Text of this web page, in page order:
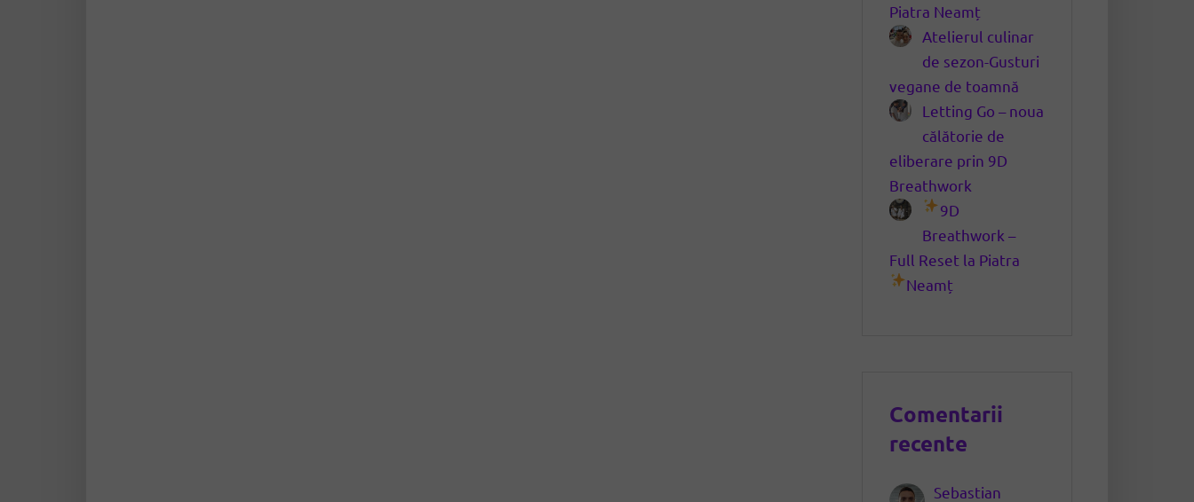
Piatra Neamț
Atelierul culinar
de sezon-Gusturi
vegane de toamnă
Letting Go – noua
călătorie de
eliberare prin 9D
Breathwork
9D
Breathwork –
Full Reset la Piatra
Neamț
Comentarii
recente
Sebastian